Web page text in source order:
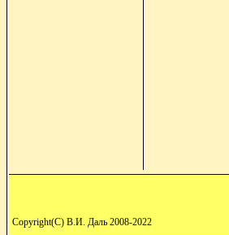
Copyright(C) В.И. Даль 2008-2022